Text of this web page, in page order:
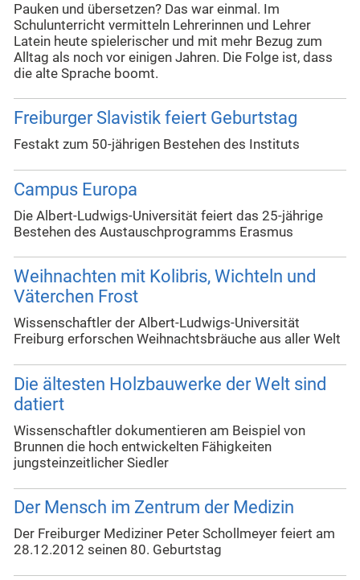
Pauken und übersetzen? Das war einmal. Im
Schulunterricht vermitteln Lehrerinnen und Lehrer
Latein heute spielerischer und mit mehr Bezug zum
Alltag als noch vor einigen Jahren. Die Folge ist, dass
die alte Sprache boomt.
Freiburger Slavistik feiert Geburtstag
Festakt zum 50-jährigen Bestehen des Instituts
Campus Europa
Die Albert-Ludwigs-Universität feiert das 25-jährige
Bestehen des Austauschprogramms Erasmus
Weihnachten mit Kolibris, Wichteln und
Väterchen Frost
Wissenschaftler der Albert-Ludwigs-Universität
Freiburg erforschen Weihnachtsbräuche aus aller Welt
Die ältesten Holzbauwerke der Welt sind
datiert
Wissenschaftler dokumentieren am Beispiel von
Brunnen die hoch entwickelten Fähigkeiten
jungsteinzeitlicher Siedler
Der Mensch im Zentrum der Medizin
Der Freiburger Mediziner Peter Schollmeyer feiert am
28.12.2012 seinen 80. Geburtstag